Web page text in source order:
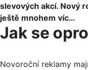
slevových akcí. Nový
ještě mnohem víc…
Jak se
Novoroční reklamy